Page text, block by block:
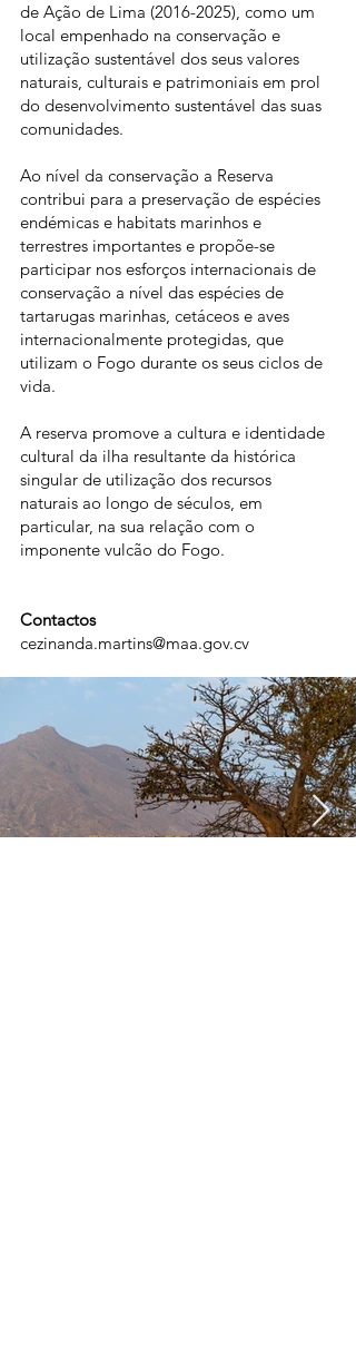
de Ação de Lima (2016-2025), como um
local empenhado na conservação e
utilização sustentável dos seus valores
naturais, culturais e patrimoniais em prol
do desenvolvimento sustentável das suas
comunidades.
Ao nível da conservação a Reserva
contribui para a preservação de espécies
endémicas e habitats marinhos e
terrestres importantes e propõe-se
participar nos esforços internacionais de
conservação a nível das espécies de
tartarugas marinhas, cetáceos e aves
internacionalmente protegidas, que
utilizam o Fogo durante os seus ciclos de
vida.
A reserva promove a cultura e identidade
cultural da ilha resultante da histórica
singular de utilização dos recursos
naturais ao longo de séculos, em
particular, na sua relação com o
imponente vulcão do Fogo.
Contactos
cezinanda.martins@maa.gov.cv